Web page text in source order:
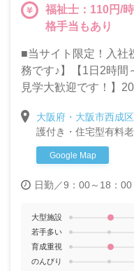
福祉士：110円/
格手当もあり
■当サイト限定！入社
務です♪】【1日2時間
見学大歓迎です！】
大阪府・大阪市西成区
護付き・住宅型有料
Google Map
日勤／9：00～18：00
大型施設
若手多い
育成重視
のんびり